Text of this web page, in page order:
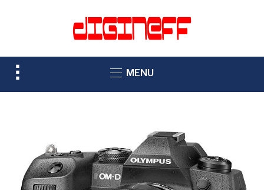
TOGGLE
SIDEBAR
MENU